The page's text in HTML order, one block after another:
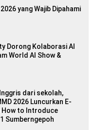
yang Wajib Dipahami
Dorong Kolaborasi AI
World AI Show &
dari sekolah,
2026 Luncurkan E-
How to Introduce
Sumberngepoh